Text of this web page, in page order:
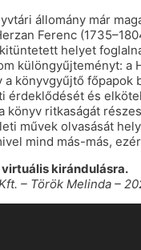
állomány már
Ferenc
helyet
különgyűjteményt:
könyvgyűjtő
érdeklődését és
könyv ritkaságát
művek olvasását
mind más-más,
kirándulásra.
– Török Melinda –